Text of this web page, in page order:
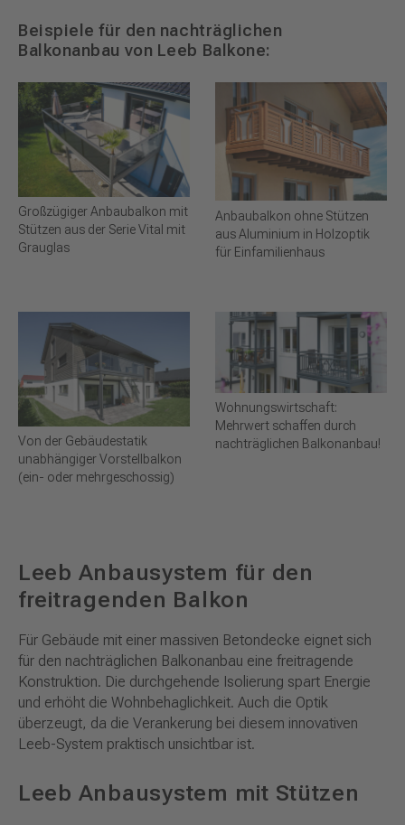
Beispiele für den nachträglichen
Balkonanbau von Leeb Balkone:
Großzügiger Anbaubalkon mit
Stützen aus der Serie Vital mit
Grauglas
Anbaubalkon ohne Stützen
aus Aluminium in Holzoptik
für Einfamilienhaus
Von der Gebäudestatik
unabhängiger Vorstellbalkon
(ein- oder mehrgeschossig)
Wohnungswirtschaft:
Mehrwert schaffen durch
nachträglichen Balkonanbau!
Leeb Anbausystem für den
freitragenden Balkon
Für Gebäude mit einer massiven Betondecke eignet sich
für den nachträglichen Balkonanbau eine freitragende
Konstruktion. Die durchgehende Isolierung spart Energie
und erhöht die Wohnbehaglichkeit. Auch die Optik
überzeugt, da die Verankerung bei diesem innovativen
Leeb-System praktisch unsichtbar ist.
Leeb Anbausystem mit Stützen